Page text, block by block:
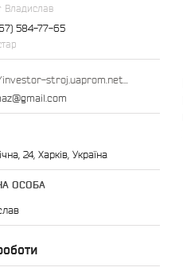
Владислав
584-77-65
24, Харків, Україна